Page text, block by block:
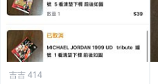
吉吉 414